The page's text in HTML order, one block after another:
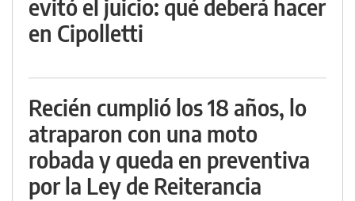
evitó el juicio: qué deberá hacer
en Cipolletti
Recién cumplió los 18 años, lo
atraparon con una moto
robada y queda en preventiva
por la Ley de Reiterancia